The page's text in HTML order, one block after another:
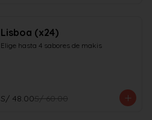
Lisboa (x24)
Elige hasta 4 sabores de makis
S/ 48.00S/ 60.00